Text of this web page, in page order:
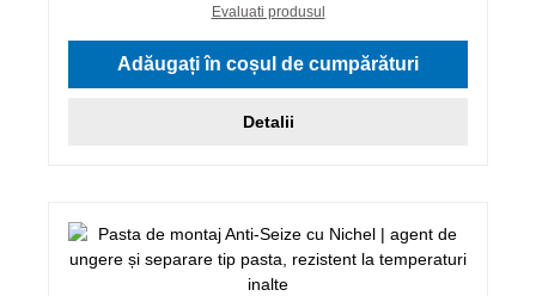
Evaluati produsul
Adăugați în coșul de cumpărături
Detalii